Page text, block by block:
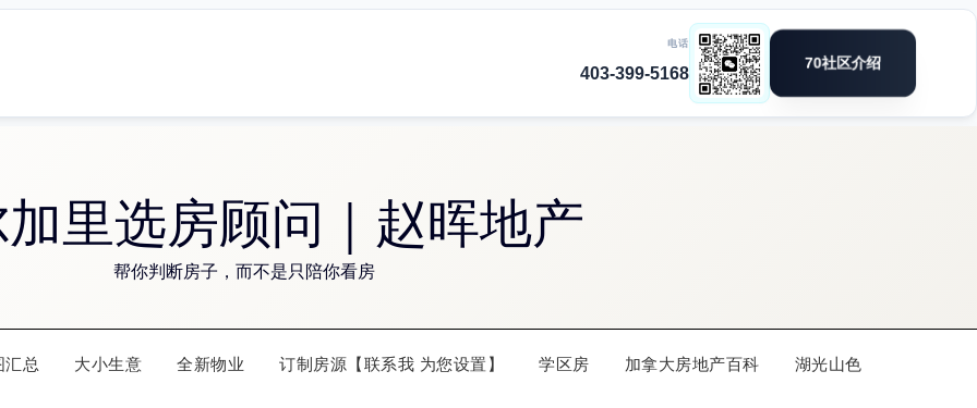
里选房顾问｜赵晖地产
帮你判断房子，而不是只陪你看房
汇总 大小生意 全新物业 订制房源【联系我 为您设置】 学区房 加拿大房地产百科 湖光山色